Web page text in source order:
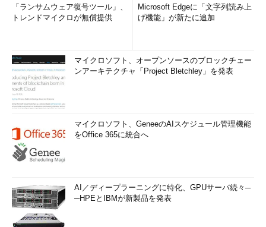
「ランサムウェア復号ツール」、
トレンドマイクロが無償提供
Microsoft Edgeに「文字列読み上
げ機能」が新たに追加
マイクロソフト、オープンソースのブロックチェー
ンアーキテクチャ「Project Bletchley」を発表
マイクロソフト、GeneeのAIスケジュール管理機能
をOffice 365に統合へ
AI／ディープラーニングに特化、GPUサーバ続々─
─HPEとIBMが新製品を発表